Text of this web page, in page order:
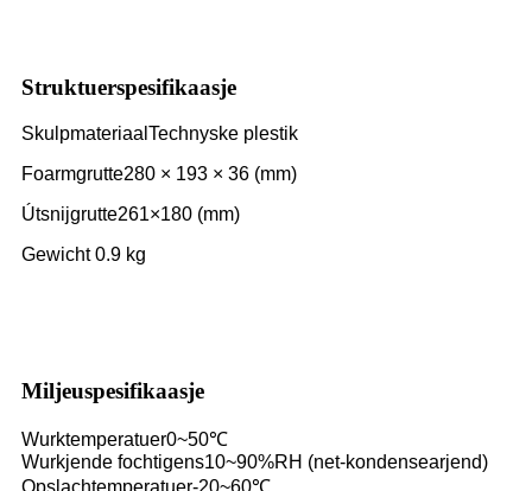
Struktuerspesifikaasje
Skulpmateriaal Technyske plestik
Foarmgrutte280 × 193 × 36 (mm)
Útsnijgrutte261×180 (mm)
Gewicht 0.9 kg
Miljeuspesifikaasje
Wurktemperatuer0~50℃
Wurkjende fochtigens10~90%RH (net-kondensearjend)